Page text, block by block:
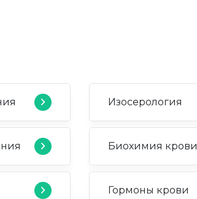
Изосерология
Биохимия крови
Гормоны крови